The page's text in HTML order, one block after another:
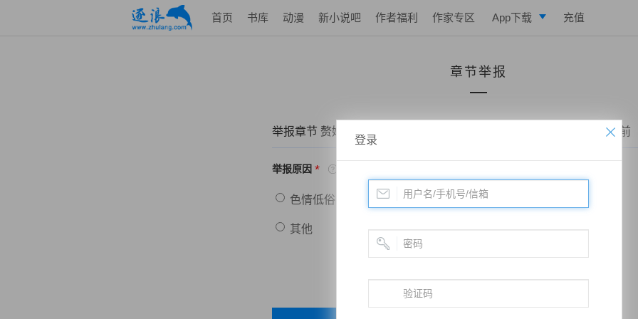
首页 书库 动漫 新小说吧 作者福利 作家专区 App下载
写作助手
充值
章节举报
举报章节 赘婿当道：和老婆荒岛求生的日子——第一百一十四章 解放前
举报原因 *
色情低俗 政治敏感 暴力低俗
其他
登录